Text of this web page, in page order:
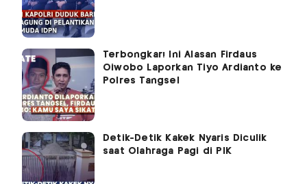
Terbongkar! Ini Alasan Firdaus
Oiwobo Laporkan Tiyo Ardianto ke
Polres Tangsel
Detik-Detik Kakek Nyaris Diculik
saat Olahraga Pagi di PIK